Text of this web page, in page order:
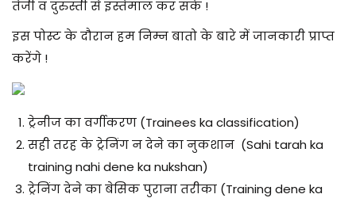
तेजी व दुरुस्ती से इस्तेमाल कर सके !
इस पोस्ट के दौरान हम निम्न बातो के बारे में जानकारी प्राप्त
करेंगे !
ट्रेनीज का वर्गीकरण (Trainees ka classification)
सही तरह के ट्रेनिंग न देने का नुकशान (Sahi tarah ka
training nahi dene ka nukshan)
ट्रेनिंग देने का बेसिक पुराना तरीका (Training dene ka